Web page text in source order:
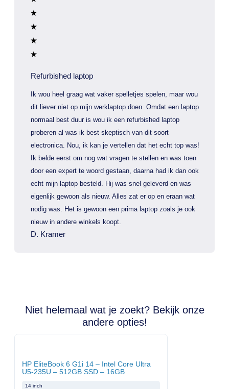
Refurbished laptop
Ik wou heel graag wat vaker spelletjes spelen, maar wou
dit liever niet op mijn werklaptop doen. Omdat een laptop
normaal best duur is wou ik een refurbished laptop
proberen al was ik best skeptisch van dit soort
electronica. Nou, ik kan je vertellen dat het echt top was!
Ik belde eerst om nog wat vragen te stellen en was toen
door een expert te woord gestaan, daarna had ik dan ook
echt mijn laptop besteld. Hij was snel geleverd en was
eigenlijk gewoon als nieuw. Alles zat er op en eraan wat
nodig was. Het is gewoon een prima laptop zoals je ook
nieuw in andere winkels koopt.
D. Kramer
Niet helemaal wat je zoekt? Bekijk onze
andere opties!
HP EliteBook 6 G1i 14 – Intel Core Ultra
U5-235U – 512GB SSD – 16GB
14 inch